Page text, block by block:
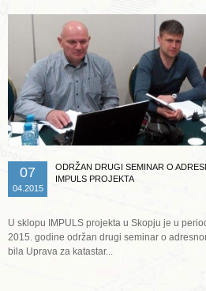
07
04.2015
ODRŽAN DRUGI SEMINAR O
IMPULS PROJEKTA
U sklopu IMPULS projekta u Skopju je u
2015. godine održan drugi seminar o
bila Uprava za katastar...